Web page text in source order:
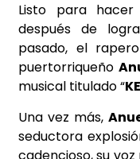
Listo para
después de
pasado, el
puertorriqueño
musical titulado “
Una vez más,
seductora
cadencioso, su